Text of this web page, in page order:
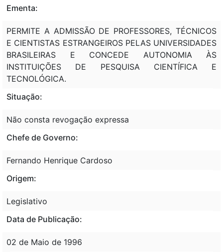
Ementa:
PERMITE A ADMISSÃO DE PROFESSORES, TÉCNICOS
E CIENTISTAS ESTRANGEIROS PELAS UNIVERSIDADES
BRASILEIRAS E CONCEDE AUTONOMIA ÀS
INSTITUIÇÕES DE PESQUISA CIENTÍFICA E
TECNOLÓGICA.
Situação:
Não consta revogação expressa
Chefe de Governo:
Fernando Henrique Cardoso
Origem:
Legislativo
Data de Publicação:
02 de Maio de 1996